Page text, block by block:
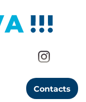
Contacts